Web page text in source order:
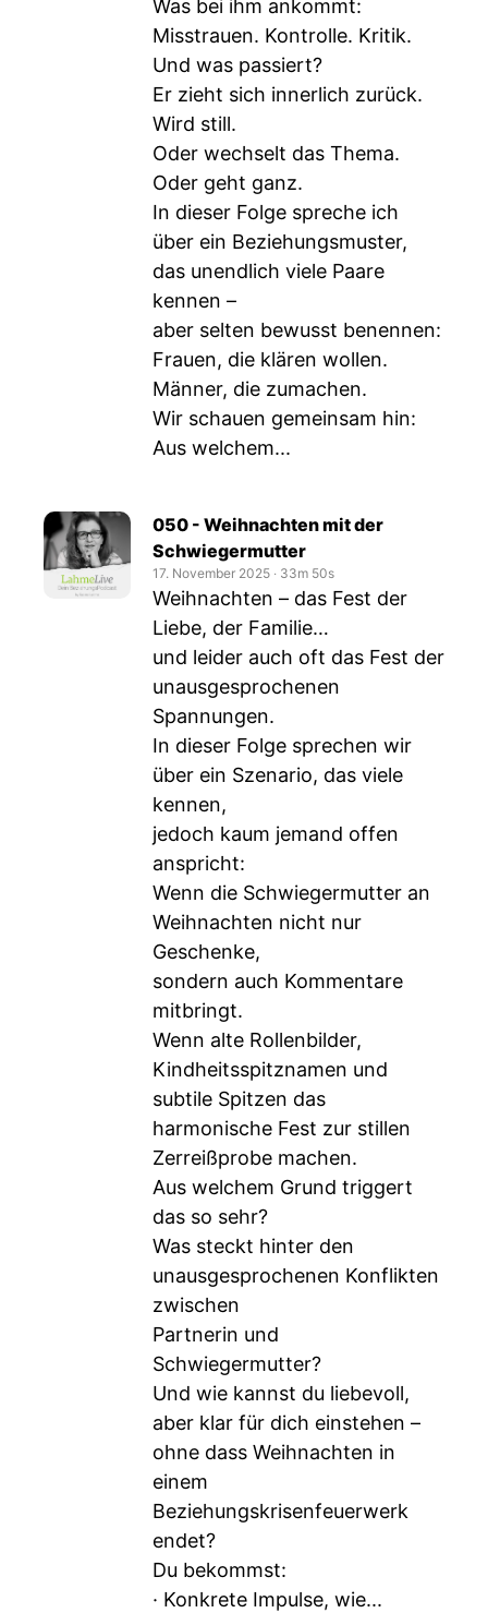
Was bei ihm ankommt:
Misstrauen. Kontrolle. Kritik.
Und was passiert?
Er zieht sich innerlich zurück.
Wird still.
Oder wechselt das Thema.
Oder geht ganz.
In dieser Folge spreche ich
über ein Beziehungsmuster,
das unendlich viele Paare
kennen –
aber selten bewusst benennen:
Frauen, die klären wollen.
Männer, die zumachen.
Wir schauen gemeinsam hin:
Aus welchem...
050 - Weihnachten mit der
Schwiegermutter
17. November 2025 ‧ 33m 50s
Weihnachten – das Fest der
Liebe, der Familie…
und leider auch oft das Fest der
unausgesprochenen
Spannungen.
In dieser Folge sprechen wir
über ein Szenario, das viele
kennen,
jedoch kaum jemand offen
anspricht:
Wenn die Schwiegermutter an
Weihnachten nicht nur
Geschenke,
sondern auch Kommentare
mitbringt.
Wenn alte Rollenbilder,
Kindheitsspitznamen und
subtile Spitzen das
harmonische Fest zur stillen
Zerreißprobe machen.
Aus welchem Grund triggert
das so sehr?
Was steckt hinter den
unausgesprochenen Konflikten
zwischen
Partnerin und
Schwiegermutter?
Und wie kannst du liebevoll,
aber klar für dich einstehen –
ohne dass Weihnachten in
einem
Beziehungskrisenfeuerwerk
endet?
Du bekommst:
· Konkrete Impulse, wie...